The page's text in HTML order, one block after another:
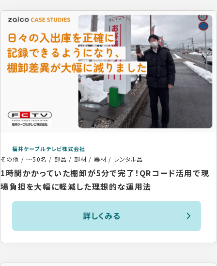
福井ケーブルテレビ株式会社
その他 /～50名 / 部品 / 部材 / 器材 / レンタル品
1時間かかっていた棚卸が5分で完了！QRコード活用で現
場負担を大幅に軽減した理想的な運用法
詳しくみる